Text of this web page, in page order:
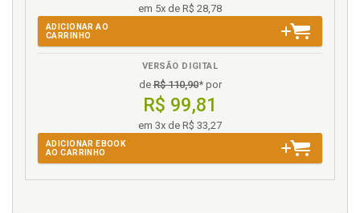
em 5x de R$ 28,78
ADICIONAR AO
CARRINHO
VERSÃO DIGITAL
deR$ 110,90* por
R$ 99,81
em 3x de R$ 33,27
ADICIONAR EBOOK
AO CARRINHO